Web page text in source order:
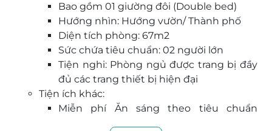
phòng.
Đội ngũ nhân viên nhiệt tình, chu đáo luôn sẵn
sàng phục vụ quý khách với chất lượng tốt nhất.
Bao gồm 01 giường đôi (Double bed)
Hướng nhìn: Hướng vườn/ Thành phố
Diện tích phòng: 67m2
Sức chứa tiêu chuẩn: 02 người lớn
Tiện nghi: Phòng ngủ được trang bị đầy
đủ các trang thiết bị hiện đại
Tiện ích khác:
Miễn phí Ăn sáng theo tiêu chuẩn